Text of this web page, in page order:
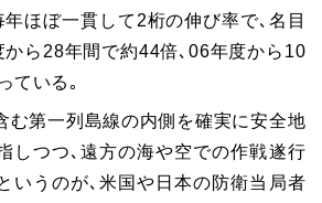
ほぼ一貫して 2桁の伸び率で､名目
から 28年間で約44倍､06年度から 10
ている｡
む第一列島線の内側を確実に安全地
しつつ､遠方の海や空での作戦遂行
いうのが､米国や日本の防衛当局者